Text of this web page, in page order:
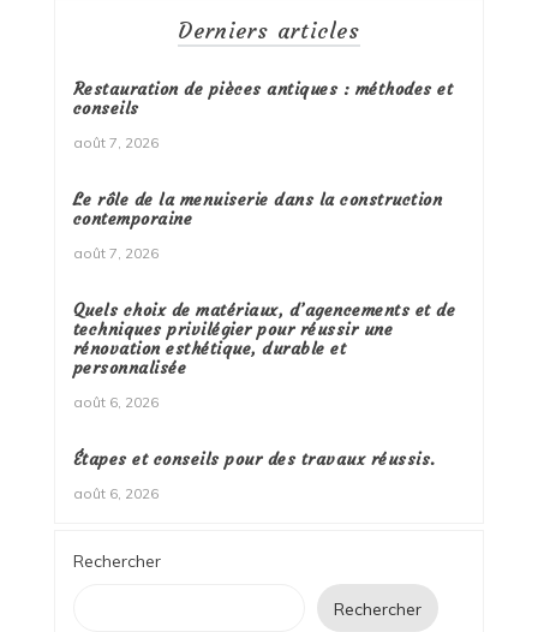
Derniers articles
Restauration de pièces antiques : méthodes et
conseils
août 7, 2026
Le rôle de la menuiserie dans la construction
contemporaine
août 7, 2026
Quels choix de matériaux, d’agencements et de
techniques privilégier pour réussir une
rénovation esthétique, durable et
personnalisée
août 6, 2026
Étapes et conseils pour des travaux réussis.
août 6, 2026
Rechercher
Rechercher